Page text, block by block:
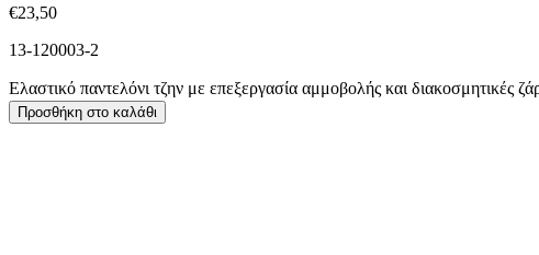
€23,50
13-120003-2
Ελαστικό παντελόνι τζην με επεξεργασία αμμοβολής και διακοσμητικές
Προσθήκη στο καλάθι